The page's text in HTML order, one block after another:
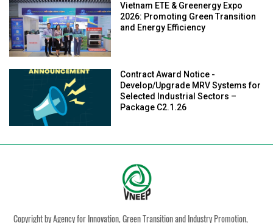
Vietnam ETE & Greenergy Expo
2026: Promoting Green Transition
and Energy Efficiency
Contract Award Notice -
Develop/Upgrade MRV Systems for
Selected Industrial Sectors –
Package C2.1.26
Copyright by Agency for Innovation, Green Transition and Industry Promotion,